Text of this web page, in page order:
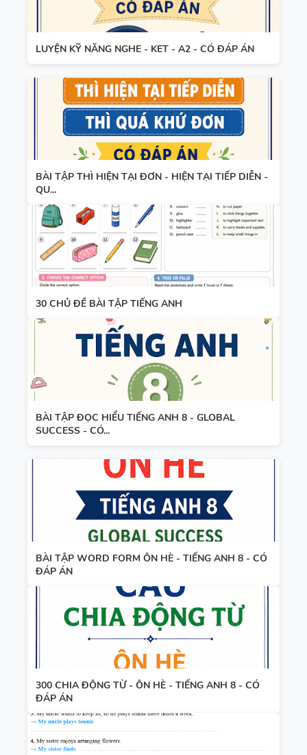
LUYỆN KỸ NĂNG NGHE - KET - A2 - CÓ ĐÁP ÁN
BÀI TẬP THÌ HIỆN TẠI ĐƠN - HIỆN TẠI TIẾP DIỄN -
QU...
30 CHỦ ĐỀ BÀI TẬP TIẾNG ANH
BÀI TẬP ĐỌC HIỂU TIẾNG ANH 8 - GLOBAL
SUCCESS - CÓ...
BÀI TẬP WORD FORM ÔN HÈ - TIẾNG ANH 8 - CÓ
ĐÁP ÁN
300 CHIA ĐỘNG TỪ - ÔN HÈ - TIẾNG ANH 8 - CÓ
ĐÁP ÁN